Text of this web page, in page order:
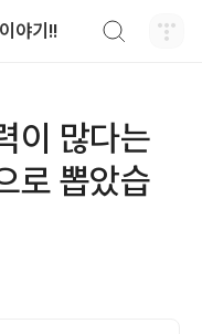
야기!!
이 많다는
로 뽑았습